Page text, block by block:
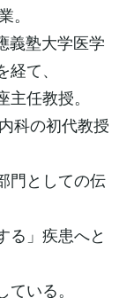
。
義塾大学医学
て、
任教授。
科の初代教授
門としての伝
る」疾患へと
いる。